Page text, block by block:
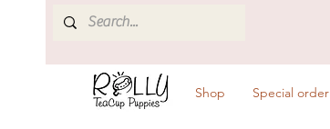
Shop Special order